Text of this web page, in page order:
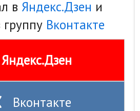
в Яндекс.Дзен и
группу Вконтакте
Яндекс.Дзен
Вконтакте